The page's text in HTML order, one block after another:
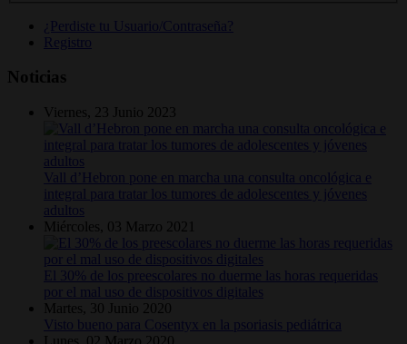
¿Perdiste tu Usuario/Contraseña?
Registro
Noticias
Viernes, 23 Junio 2023
Vall d’Hebron pone en marcha una consulta oncológica e
integral para tratar los tumores de adolescentes y jóvenes
adultos
Miércoles, 03 Marzo 2021
El 30% de los preescolares no duerme las horas requeridas
por el mal uso de dispositivos digitales
Martes, 30 Junio 2020
Visto bueno para Cosentyx en la psoriasis pediátrica
Lunes, 02 Marzo 2020